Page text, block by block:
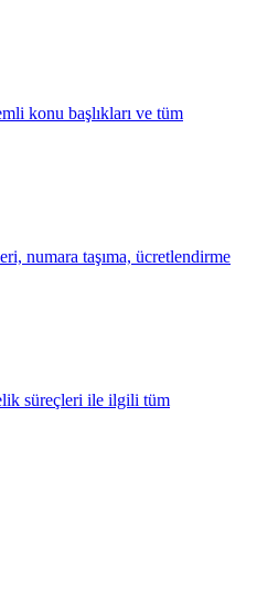
konu başlıkları ve tüm
numara taşıma, ücretlendirme
süreçleri ile ilgili tüm